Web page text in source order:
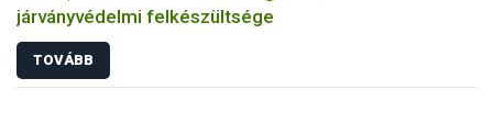
járványvédelmi felkészültsége
TOVÁBB